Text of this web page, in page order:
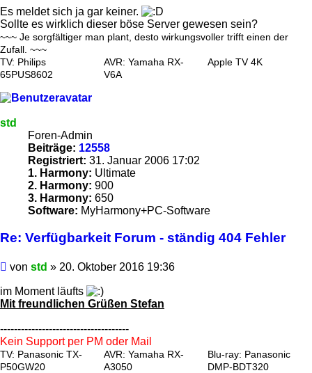
Es meldet sich ja gar keiner.
Sollte es wirklich dieser böse Server gewesen sein?
~~~ Je sorgfältiger man plant, desto wirkungsvoller trifft einen der
Zufall. ~~~
TV: Philips
65PUS8602
AVR: Yamaha RX-
V6A
Apple TV 4K
std
Foren-Admin
Beiträge: 12558
Registriert: 31. Januar 2006 17:02
1. Harmony: Ultimate
2. Harmony: 900
3. Harmony: 650
Software: MyHarmony+PC-Software
Re: Verfügbarkeit Forum - ständig 404 Fehler
Beitrag
von std » 20. Oktober 2016 19:36
im Moment läufts
Mit freundlichen Grüßen Stefan
-------------------------------------
Kein Support per PM oder Mail
TV: Panasonic TX-
P50GW20
AVR: Yamaha RX-
A3050
Blu-ray: Panasonic
DMP-BDT320